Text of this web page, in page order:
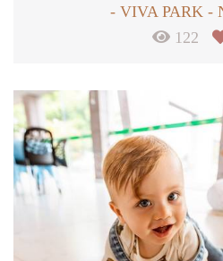
VIVA PARK -
122